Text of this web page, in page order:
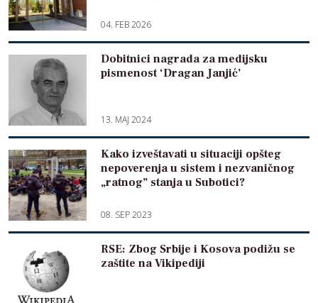
04. FEB 2026
Dobitnici nagrada za medijsku
pismenost ‘Dragan Janjić’
13. MAJ 2024
Kako izveštavati u situaciji opšteg
nepoverenja u sistem i nezvaničnog
„ratnog” stanja u Subotici?
08. SEP 2023
RSE: Zbog Srbije i Kosova podižu se
zaštite na Vikipediji